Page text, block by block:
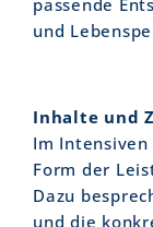
und
Inhalte und
Im
Form der
Dazu
und die